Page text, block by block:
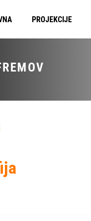
PROJEKCIJE